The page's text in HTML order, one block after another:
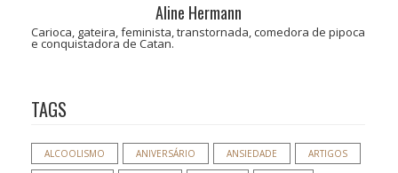
Aline Hermann
Carioca, gateira, feminista, transtornada, comedora de pipoca
e conquistadora de Catan.
TAGS
ALCOOLISMO ANIVERSÁRIO ANSIEDADE ARTIGOS